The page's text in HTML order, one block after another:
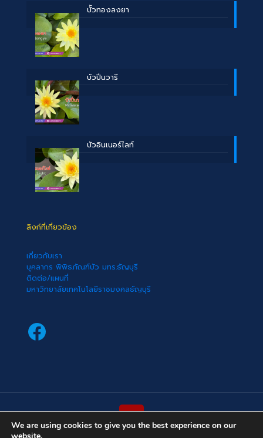
บััวทองลงยา
บัวปิ่นวารี
บัวอินเนอร์ไลท์
ลิงก์ที่เกี่ยวข้อง
เกี่ยวกับเรา
บุคลากร พิพิธภัณฑ์บัว มทร.ธัญบุรี
ติดต่อ/แผนที่
มหาวิทยาลัยเทคโนโลยีราชมงคลธัญบุรี
Facebook
We are using cookies to give you the best experience on our